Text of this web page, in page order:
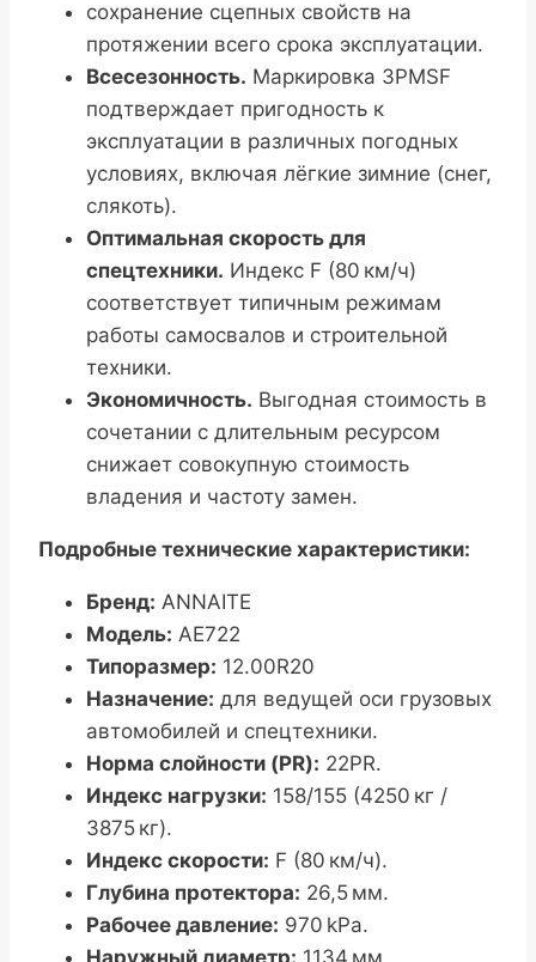
сохранение сцепных свойств на
протяжении всего срока эксплуатации.
Всесезонность. Маркировка 3PMSF
подтверждает пригодность к
эксплуатации в различных погодных
условиях, включая лёгкие зимние (снег,
слякоть).
Оптимальная скорость для
спецтехники. Индекс F (80 км/ч)
соответствует типичным режимам
работы самосвалов и строительной
техники.
Экономичность. Выгодная стоимость в
сочетании с длительным ресурсом
снижает совокупную стоимость
владения и частоту замен.
Подробные технические характеристики:
Бренд: ANNAITE
Модель: AE722
Типоразмер: 12.00R20
Назначение: для ведущей оси грузовых
автомобилей и спецтехники.
Норма слойности (PR): 22PR.
Индекс нагрузки: 158/155 (4250 кг /
3875 кг).
Индекс скорости: F (80 км/ч).
Глубина протектора: 26,5 мм.
Рабочее давление: 970 kPa.